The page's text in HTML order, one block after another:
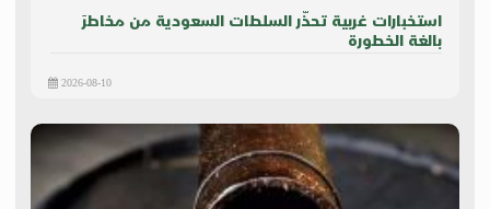
استخبارات غربية تحذّر السلطات السعودية من مخاطرَ
بالغة الخطورة
2026-08-10